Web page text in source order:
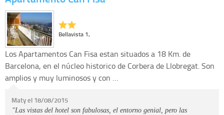
Bellavista 1,
Los Apartamentos Can Fisa estan situados a 18 Km. de
Barcelona, en el núcleo historico de Corbera de Llobregat. Son
amplios y muy luminosos y con …
Maty el 18/08/2015
"Las vistas del hotel son fabulosas, el entorno genial, pero las